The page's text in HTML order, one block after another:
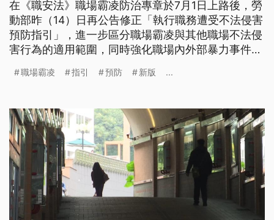
在《職安法》職場霸凌防治專章於7月1日上路後，勞
動部昨（14）日再公告修正「執行職務遭受不法侵害
預防指引」，進一步區分職場霸凌與其他職場不法侵
害行為的適用範圍，同時強化職場內外部暴力事件的
職場霸凌 指引 預防 新版 ...